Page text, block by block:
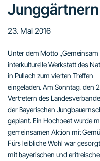
23. Mai 2016
Unter dem Motto „Gemeinsam
interkulturelle Werkstatt des
in Pullach zum vierten Treffen
eingeladen. Am Sonntag, den
Vertretern des
der Bayerischen
geplant. Ein Hochbeet wurde
gemeinsamen Aktion mit
Fürs leibliche Wohl war
mit bayerischen und